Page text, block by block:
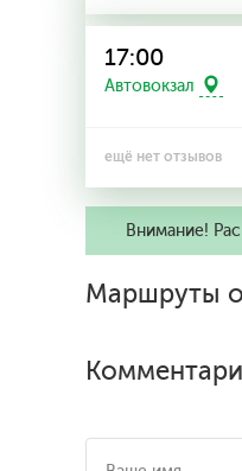
17:00
Автовокзал
ещё нет отзывов
Внимание!
Маршруты